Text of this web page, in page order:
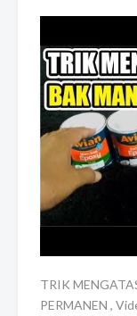
TRIK
PERMANEN ,